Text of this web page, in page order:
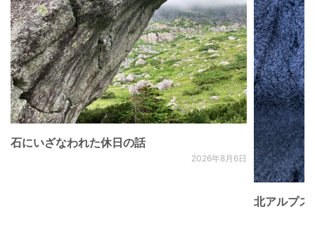
石にいざなわれた休日の話
2026年8月6日
北アルプ